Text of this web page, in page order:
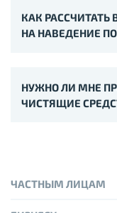
КАК РАССЧИТАТЬ
НА НАВЕДЕНИЕ
НУЖНО ЛИ МНЕ
ЧИСТЯЩИЕ
ЧАСТНЫМ ЛИЦАМ